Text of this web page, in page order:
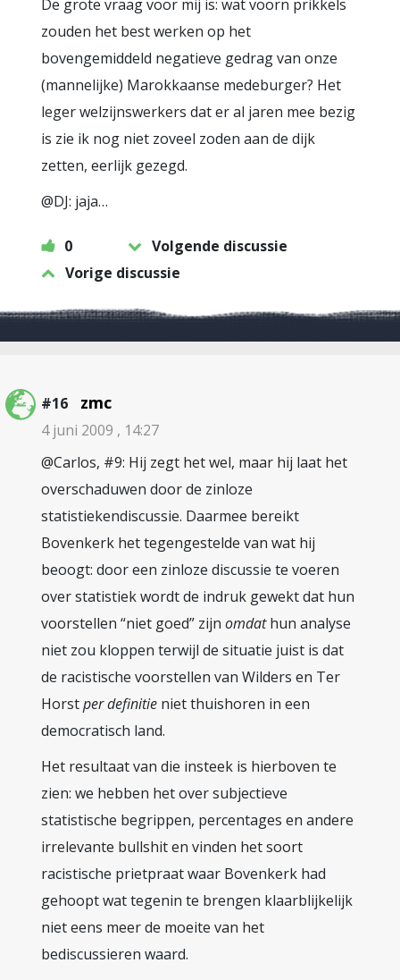
De grote vraag voor mij is: wat voorn prikkels
zouden het best werken op het
bovengemiddeld negatieve gedrag van onze
(mannelijke) Marokkaanse medeburger? Het
leger welzijnswerkers dat er al jaren mee bezig
is zie ik nog niet zoveel zoden aan de dijk
zetten, eerlijk gezegd.
@DJ: jaja…
0
Volgende discussie
Vorige discussie
#16 zmc
4 juni 2009 , 14:27
@Carlos, #9: Hij zegt het wel, maar hij laat het
overschaduwen door de zinloze
statistiekendiscussie. Daarmee bereikt
Bovenkerk het tegengestelde van wat hij
beoogt: door een zinloze discussie te voeren
over statistiek wordt de indruk gewekt dat hun
voorstellen “niet goed” zijn omdathun analyse
niet zou kloppen terwijl de situatie juist is dat
de racistische voorstellen van Wilders en Ter
Horstper definitie niet thuishoren in een
democratisch land.
Het resultaat van die insteek is hierboven te
zien: we hebben het over subjectieve
statistische begrippen, percentages en andere
irrelevante bullshit en vinden het soort
racistische prietpraat waar Bovenkerk had
gehoopt wat tegenin te brengen klaarblijkelijk
niet eens meer de moeite van het
bediscussieren waard.